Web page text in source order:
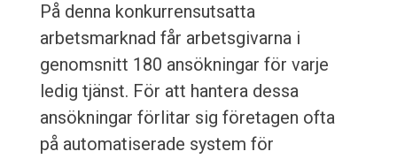
På denna konkurrensutsatta
arbetsmarknad får arbetsgivarna i
genomsnitt 180 ansökningar för varje
ledig tjänst. För att hantera dessa
ansökningar förlitar sig företagen ofta
på automatiserade system för